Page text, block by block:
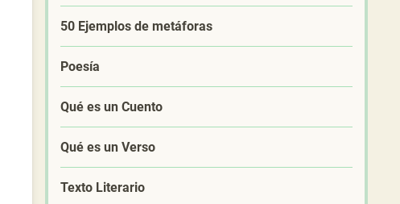
50 Ejemplos de metáforas
Poesía
Qué es un Cuento
Qué es un Verso
Texto Literario